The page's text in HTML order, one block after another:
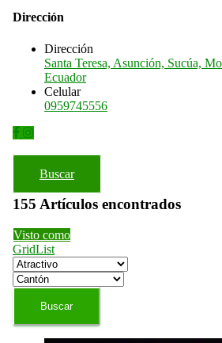
Dirección
Dirección
Santa Teresa, Asunción, Sucúa,
Ecuador
Celular
0959745556
Buscar
155 Artículos encontrados
Visto como
GridList
Buscar